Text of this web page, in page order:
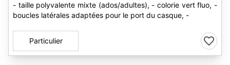
- taille polyvalente mixte (ados/adultes), - colorie vert fluo, -
boucles latérales adaptées pour le port du casque, -
Particulier